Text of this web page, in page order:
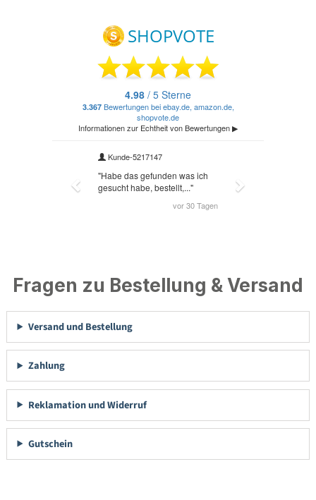
Fragen zu Bestellung & Versand
Versand und Bestellung
Zahlung
Reklamation und Widerruf
Gutschein